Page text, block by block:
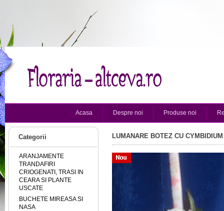
Acasa Despre noi Produse noi
Categorii
ARANJAMENTE
TRANDAFIRI
CRIOGENATI, TRASI IN
CEARA SI PLANTE
USCATE
BUCHETE MIREASA SI
NASA
LUMANARE BOTEZ CU